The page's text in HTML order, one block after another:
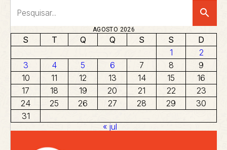
search
AGOSTO 2026
S T Q Q S S
D
1
2
3
4 5 6 7 8
9
10
11 12 13 14 15
16
17
18 19 20 21 22
23
24
25 26 27 28 29
30
31
« jul